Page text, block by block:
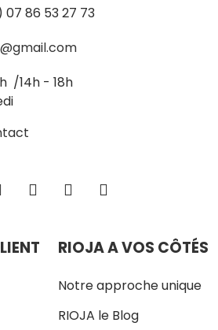
07 86 53 27 73
/14h - 18h
RIOJA A VOS CÔTÉS
Notre approche unique
RIOJA le Blog